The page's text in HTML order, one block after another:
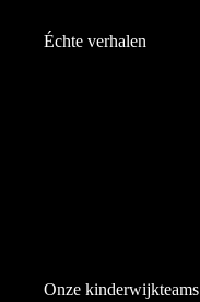
Échte verhalen
Onze kinderwijkteams